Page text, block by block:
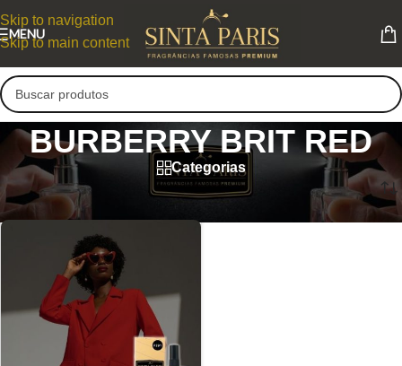
Skip to navigation
Skip to main content
MENU
BURBERRY BRIT RED
Categorias
BURBERRY BRIT RED